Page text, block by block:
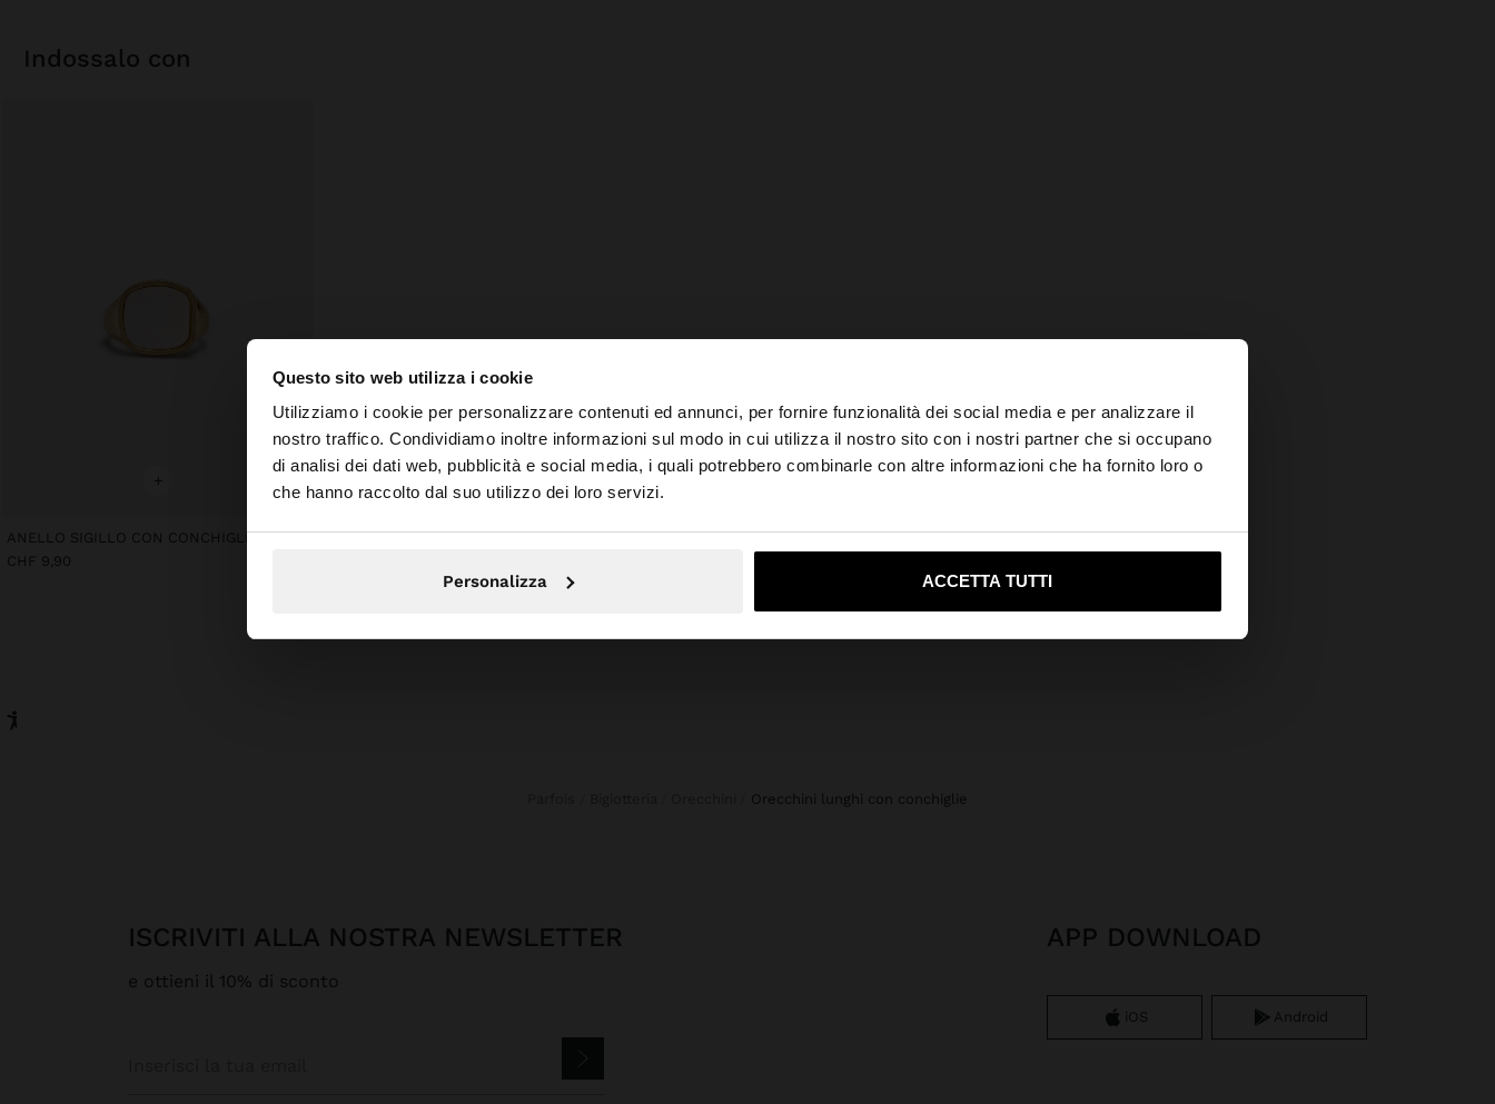
Questo sito web utilizza i cookie
Utilizziamo i cookie per personalizzare contenuti ed annunci, per fornire funzionalità dei social media e per analizzare il
nostro traffico. Condividiamo inoltre informazioni sul modo in cui utilizza il nostro sito con i nostri partner che si occupano
di analisi dei dati web, pubblicità e social media, i quali potrebbero combinarle con altre informazioni che ha fornito loro o
che hanno raccolto dal suo utilizzo dei loro servizi.
Personalizza ACCETTA TUTTI
ciao ×
Stai accedendo al sito da Svizzera. Vuoi navigare sul nostro sito United States?
No, resta in Svizzera Sì, portami su United States
indossalo con
+
ANELLO SIGILLO CON CONCHIGLIA PER MIGNOLO
CHF 9,90
orecchini lunghi con conchiglie
ISCRIVITI ALLA NOSTRA NEWSLETTER
e ottieni il 10% di sconto
APP DOWNLOAD
iOS Android